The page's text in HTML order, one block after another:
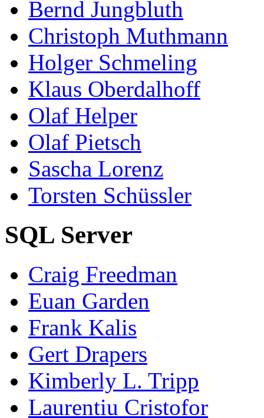
Bernd Jungbluth
Christoph Muthmann
Holger Schmeling
Klaus Oberdalhoff
Olaf Helper
Olaf Pietsch
Sascha Lorenz
Torsten Schüssler
SQL Server
Craig Freedman
Euan Garden
Frank Kalis
Gert Drapers
Kimberly L. Tripp
Laurentiu Cristofor